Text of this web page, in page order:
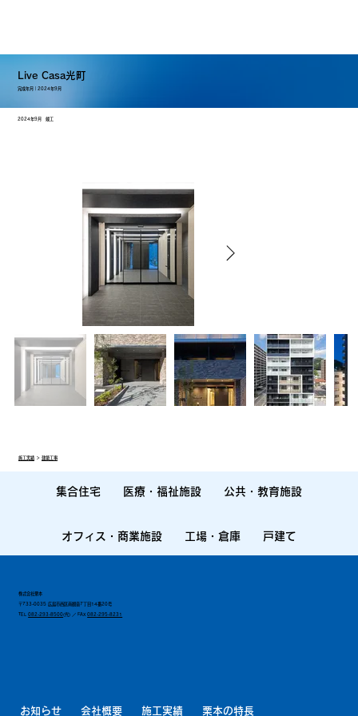
Live Casa光町
完成年月｜2024年9月
2024年9月 竣工
集合住宅 医療・福祉施設 公共・教育施設
オフィス・商業施設 工場・倉庫 戸建て
施工実績＞ 建築工事
お知らせ 会社概要 施工実績 栗本の特長
株式会社栗本
TEL082-293-8500(代) ／ FAX082-295-8231
〒733-0035 広島市西区南観音7丁目14番20号